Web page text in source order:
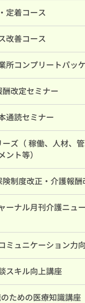
定着コース
改善コース
所コンプリートパッ
改定セミナー
通読セミナー
ズ（ 稼働、人材、
ント等）
制度改正・介護報酬
ーナル月刊介護ニュ
ミュニケーション力
スキル向上講座
ための医療知識講座